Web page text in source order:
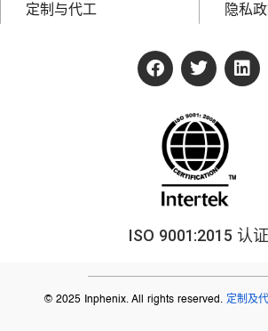
定制与代工
隐私
ISO 9001:2015 认证
© 2025 Inphenix. All rights reserved. 定制及